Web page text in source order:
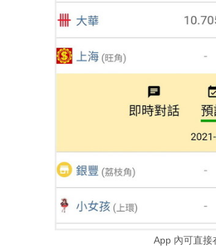
App 內可直接